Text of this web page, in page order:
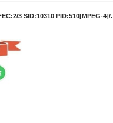
3 SID:10310 PID:510[MPEG-4]/.